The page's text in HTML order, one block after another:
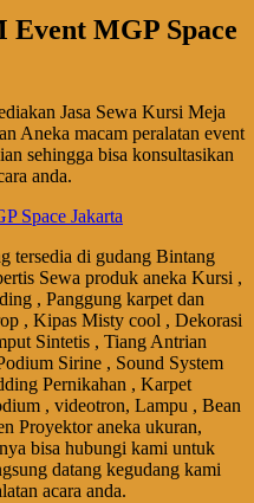
MGP Space
Jasa Sewa Kursi Meja
Aneka macam peralatan event
sehingga bisa konsultasikan
anda.
tersedia di gudang Bintang
Sewa produk aneka Kursi ,
, Panggung karpet dan
, Kipas Misty cool , Dekorasi
Sintetis , Tiang Antrian
Sirine , Sound System
Pernikahan , Karpet
, videotron, Lampu , Bean
Proyektor aneka ukuran,
bisa hubungi kami untuk
datang kegudang kami
acara anda.